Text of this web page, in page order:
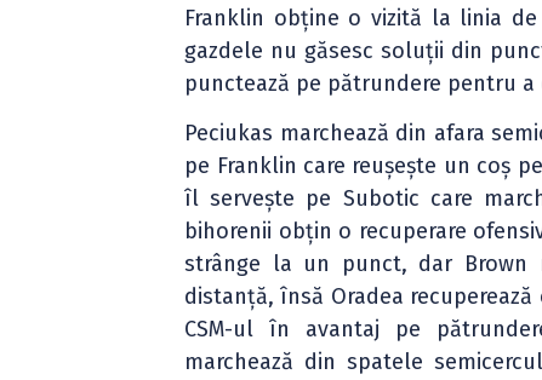
Franklin obține o vizită la linia
gazdele nu găsesc soluții din
punctează pe pătrundere pentru
Peciukas marchează din afara
pe Franklin care reușește un coș
îl servește pe Subotic care
bihorenii obțin o recuperare
strânge la un punct, dar Brown
distanță, însă Oradea
CSM-ul în avantaj pe
marchează din spatele